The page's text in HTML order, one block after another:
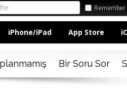
Remember
iPhone/iPad App Store
Bir Soru Sor